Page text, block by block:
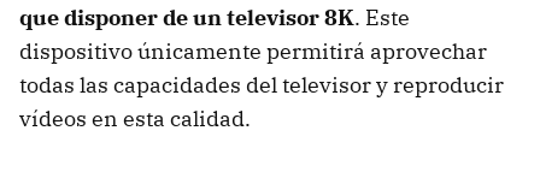
que disponer de un televisor 8K. Este
dispositivo únicamente permitirá aprovechar
todas las capacidades del televisor y reproducir
vídeos en esta calidad.